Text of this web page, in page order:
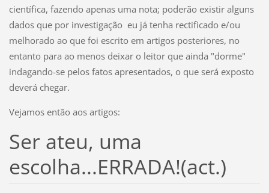
científica, fazendo apenas uma nota; poderão existir alguns
dados que por investigação eu já tenha rectificado e/ou
melhorado ao que foi escrito em artigos posteriores, no
entanto para ao menos deixar o leitor que ainda "dorme"
indagando-se pelos fatos apresentados, o que será exposto
deverá chegar.
Vejamos então aos artigos:
Ser ateu, uma
escolha...ERRADA!(act.)